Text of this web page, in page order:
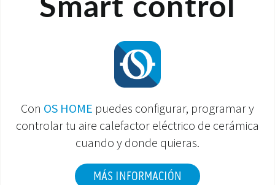
Smart control
Con OS HOME puedes configurar, programar y
controlar tu aire calefactor eléctrico de cerámica
cuando y donde quieras.
MÁS INFORMACIÓN